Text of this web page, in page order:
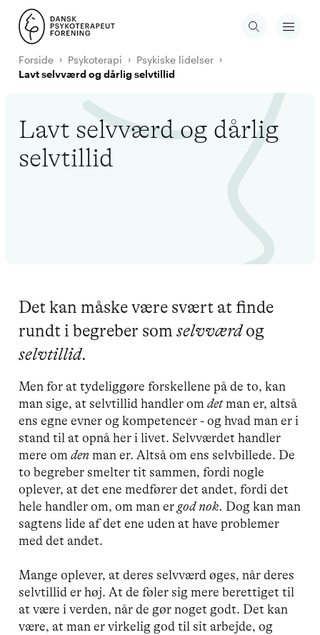
Forside Psykoterapi
Psykiske lidelser
Lavt selvværd og dårlig selvtillid
Lavt selvværd og dårlig
selvtillid
Det kan måske være svært at finde
rundt i begreber somselvværdog
selvtillid.
Men for at tydeliggøre forskellene på de to, kan
man sige, at selvtillid handler omdetman er, altså
ens egne evner og kompetencer - og hvad man er i
stand til at opnå her i livet. Selvværdet handler
mere omden man er. Altså om ens selvbillede. De
to begreber smelter tit sammen, fordi nogle
oplever, at det ene medfører det andet, fordi det
hele handler om, om man ergod nok. Dog kan man
sagtens lide af det ene uden at have problemer
med det andet.
Mange oplever, at deres selvværd øges, når deres
selvtillid er høj. At de føler sig mere berettiget til
at være i verden, når de gør noget godt. Det kan
være, at man er virkelig god til sit arbejde, og